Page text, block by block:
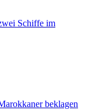
Schiffe im
beklagen